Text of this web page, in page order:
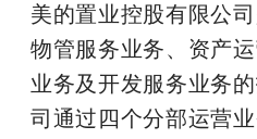
美的置业控股有限公
物管服务业务、资产
业务及开发服务业务
司通过四个分部运营